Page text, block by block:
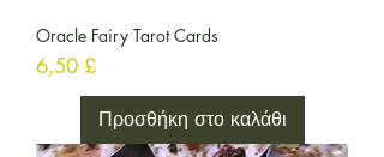
Oracle Fairy Tarot Cards
Τιμή
6,50 £
Προσθήκη στο καλάθι